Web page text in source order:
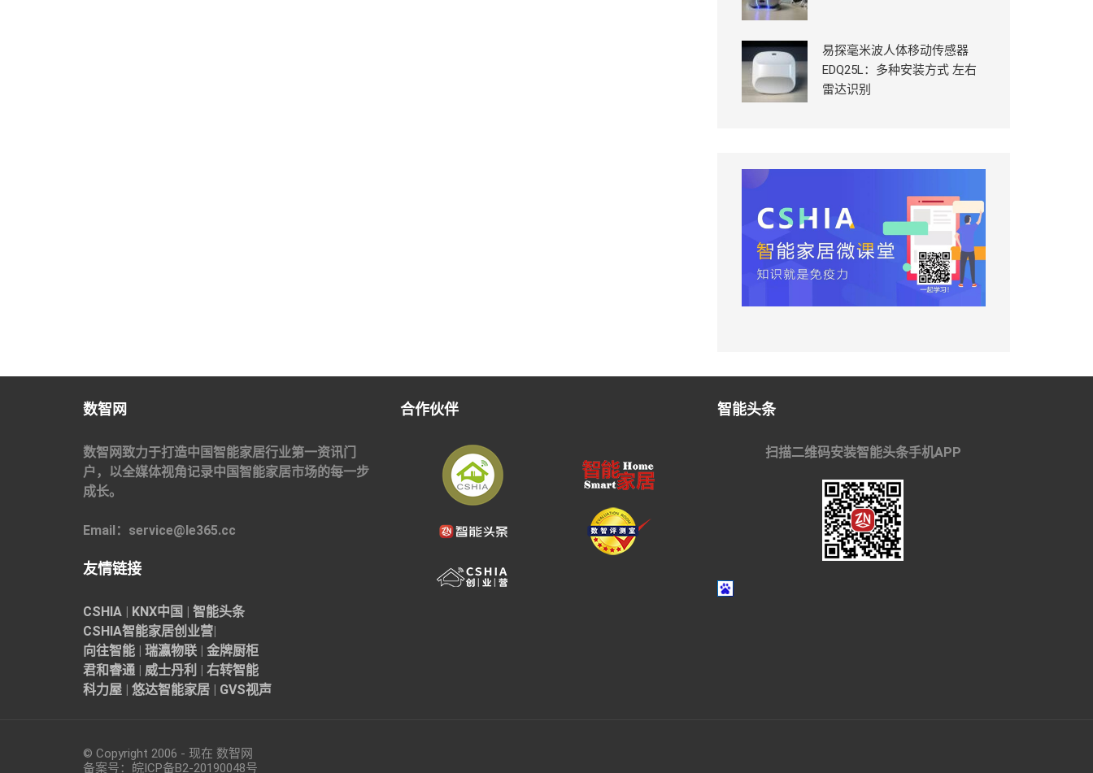
易探毫米波人体移动传感器
EDQ25L：多种安装方式 左右
雷达识别
数智网
数智网致力于打造中国智能家居行业第一资讯门
户，以全媒体视角记录中国智能家居市场的每一步
成长。
Email：service@le365.cc
友情链接
CSHIA | KNX中国 | 智能头条
CSHIA智能家居创业营|
向往智能 | 瑞瀛物联 | 金牌厨柜
君和睿通 | 威士丹利 | 右转智能
科力屋 | 悠达智能家居 | GVS视声
合作伙伴 智能头条
扫描二维码安装智能头条手机APP
© Copyright 2006 - 现在 数智网
备案号： 皖ICP备B2-20190048号